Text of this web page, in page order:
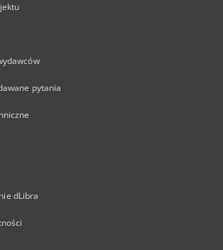
pytania
dLibra